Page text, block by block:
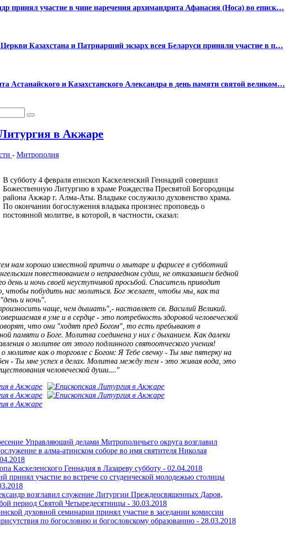
принял участие в чине наречения архимандрита Афанасия (Носа) во еписк…
Казахстана и Патриарший экзарх всея Беларуси приняли участие в п…
Астанайского и Казахстанского Александра в день памяти святой великом…
в Акжаре
- Митрополия
В субботу 4 февраля епископ Каскеленский Геннадий совершил
Божественную Литургию в храме Рождества Пресвятой Богородицы
района Акжар г. Алма-Аты. Владыке сослужило духовенство храма.
По окончании богослужения владыка произнес проповедь о
постоянной молитве, в которой, в частности, сказал:
нам хорошо известной притчи о мытаре и фарисее в субботний
повествованием о неправедном судии, не отказавшем бедной
день и ночь своей неуступчивой просьбой. Спаситель приводит
чтобы побудить нас молиться. Бог желает, чтобы мы, как та
и ночь".
чаще, чем дышать",- наставляет св. Василий Великий.
в уме и в сердце - это потребность здоровой человеческой
что они "ходят пред Богом", то есть пребывают в
памяти о Боге. Молитва соединена у них с дыханием. Как далеки
о молитве от этого подлинного святоотческого учения!
молитве как о торговле с Богом: Я Тебе свечку - Ты мне пятерку на
- Ты мне успех в делах. Молитва между тем - это живая вода, это
человеческой души...."
Управляющий делами Митрополичьего округа возглавил
в алма-атинском соборе во имя святителя Николая
Каскеленского Геннадия в Лазареву субботу - 02.04.2018
принял участие во встрече со студенческой молодежью столицы
возглавил служение Литургии Преждеосвященных Даров,
период Святой Четыредесятницы - 30.03.2018
духовной семинарии принял участие в заседании комиссии
по богословию и богословскому образованию - 28.03.2018